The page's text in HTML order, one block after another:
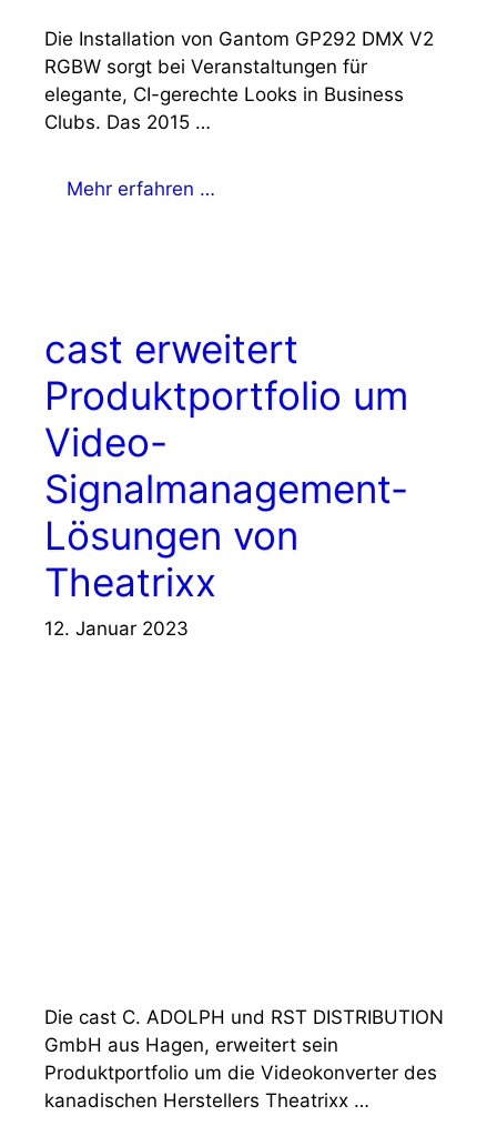
Die Installation von Gantom GP292 DMX V2
RGBW sorgt bei Veranstaltungen für
elegante, CI-gerechte Looks in Business
Clubs. Das 2015 …
Mehr erfahren …
cast erweitert
Produktportfolio um
Video-
Signalmanagement-
Lösungen von
Theatrixx
12. Januar 2023
Die cast C. ADOLPH und RST DISTRIBUTION
GmbH aus Hagen, erweitert sein
Produktportfolio um die Videokonverter des
kanadischen Herstellers Theatrixx …